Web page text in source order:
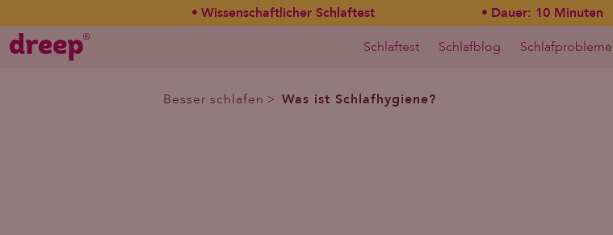
Wissenschaftlicher Schlaftest Dauer: 10 Minuten
Schlaftest
Schlafblog Schlafprobleme
Besser schlafen Was ist Schlafhygiene?